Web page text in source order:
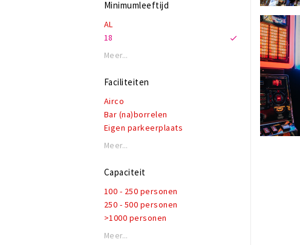
Rock, alternatief
Nederlandstalig
Soul
Folk
Minimumleeftijd
AL
18
Meer...
Faciliteiten
Airco
Bar (na)borrelen
Eigen parkeerplaats
Garderobe
Rolstoeltoegankelijk
Invalidentoilet
Kindvriendelijk
Private dining
Rookruimte
Reserveren mogelijk
Meer...
Capaciteit
100 - 250 personen
250 - 500 personen
>1000 personen
Meer...